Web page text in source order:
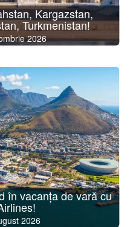
Kargazstan,
Turkmenistan!
2026
în vacanța de vară cu
2026